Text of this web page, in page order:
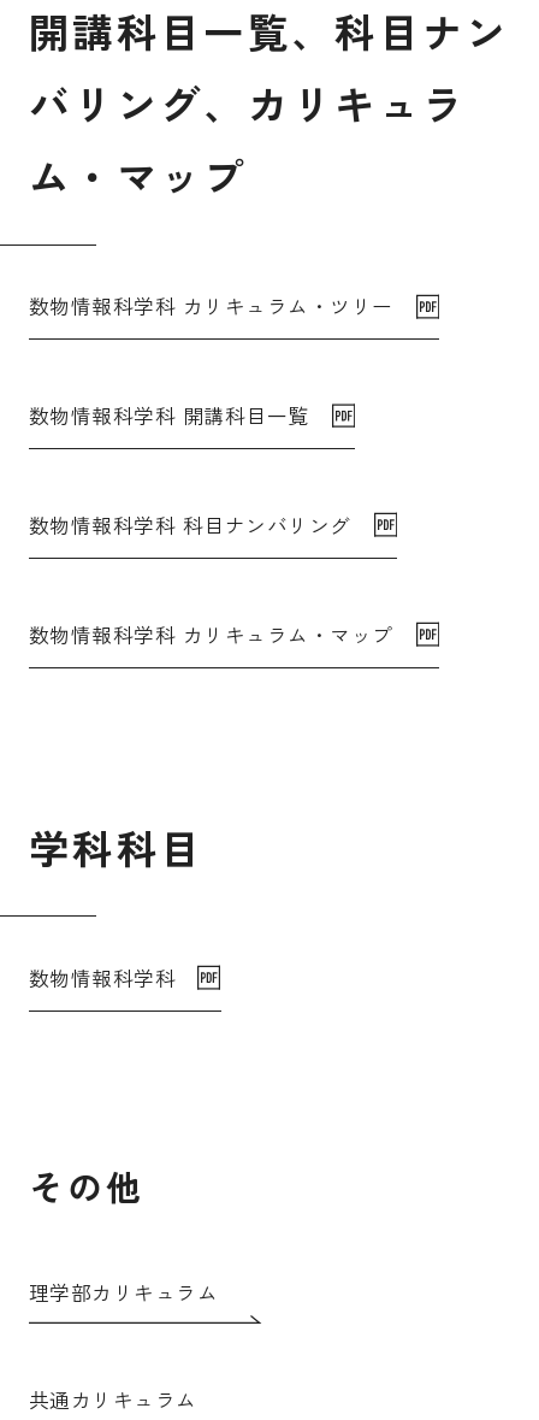
企業の皆さま
学校法人日本女子大学
附属豊明小学校
附属高等学校
開講科目 一覧、科 目 ナ ン
バ リ ン グ、 カ リ キ ュ ラ
ム ・ マ ッ プ
数物情報科学科 カリキュラム・ツリー
数物情報科学科 開講科目一覧
数物情報科学科 科目ナンバリング
数物情報科学科 カリキュラム・マップ
学科科目
数物情報科学科
その他
理学部カリキュラム
共通カリキュラム